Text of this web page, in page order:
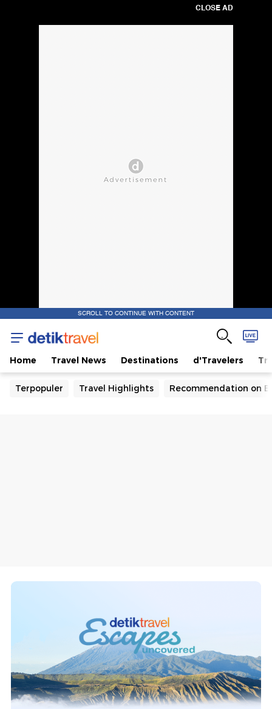
CLOSE AD
SCROLL TO CONTINUE WITH CONTENT
Home Travel News Destinations d'Travelers
Terpopuler Travel Highlights Recommendation on